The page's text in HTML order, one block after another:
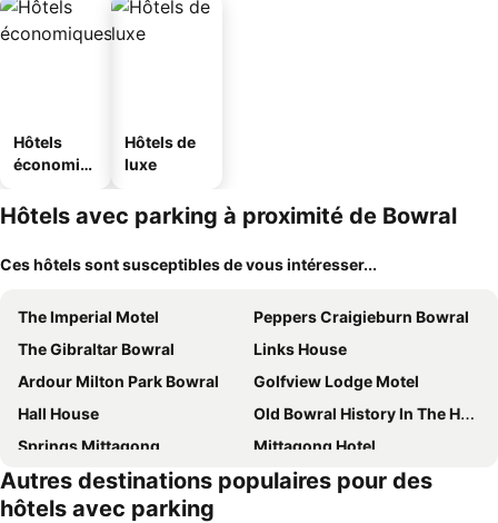
Hôtels
économiq
Hôtels de
luxe
Hôtels avec parking à proximité de Bowral
Ces hôtels sont susceptibles de vous intéresser...
The Imperial Motel
Peppers Craigieburn Bowral
The Gibraltar Bowral
Links House
Ardour Milton Park Bowral
Golfview Lodge Motel
Hall House
Old Bowral History In The Heart Of Town Xx
Springs Mittagong
Mittagong Hotel
Highlands Hotel
Grand Country Lodge Motel
Fitzroy Inn Historic Retreat
Autres destinations populaires pour des
hôtels avec parking